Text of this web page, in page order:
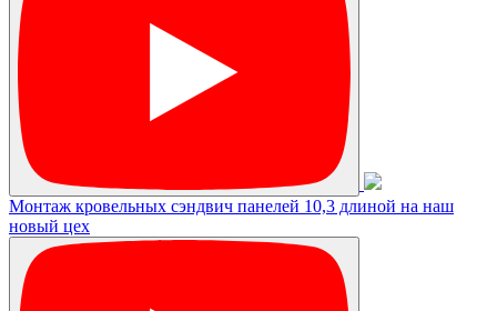
Монтаж кровельных сэндвич панелей 10,3 длиной на наш
новый цех